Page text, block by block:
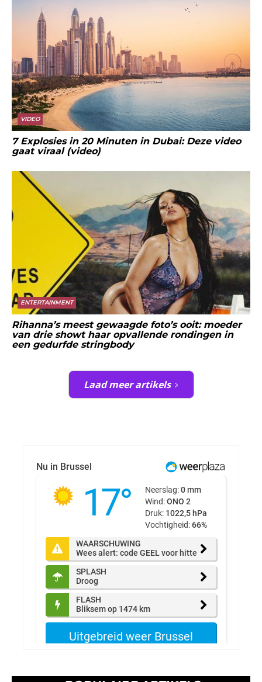
VIDEO
7 Explosies in 20 Minuten in Dubai: Deze video
gaat viraal (video)
ENTERTAINMENT
Rihanna’s meest gewaagde foto’s ooit: moeder
van drie showt haar opvallende rondingen in
een gedurfde stringbody
Laad meer artikels